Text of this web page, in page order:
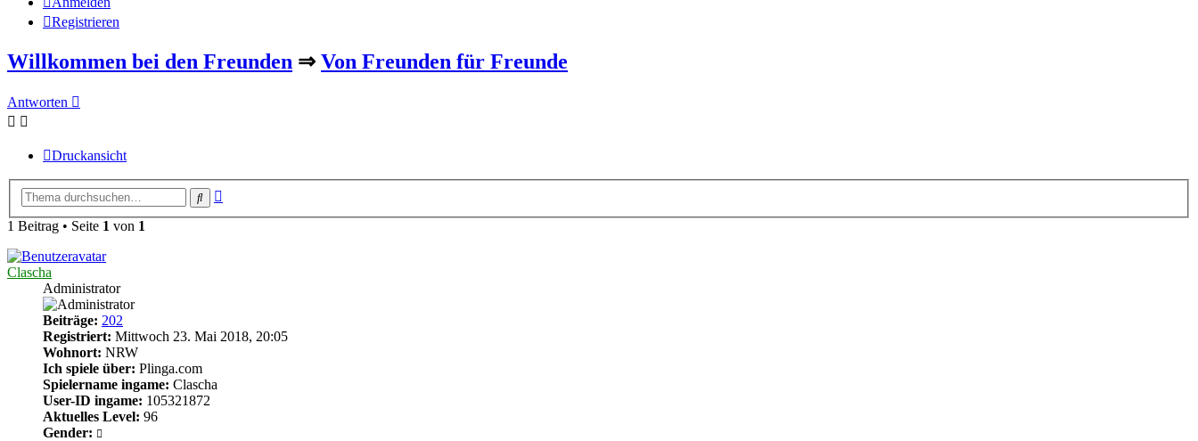
Registrieren
Willkommen bei den Freunden ⇒ Von Freunden für Freunde
Antworten
Druckansicht
Suche
1 Beitrag • Seite 1 von 1
Clascha
Administrator
Beiträge: 202
Registriert: Mittwoch 23. Mai 2018, 20:05
Wohnort: NRW
Ich spiele über: Plinga.com
Spielername ingame: Clascha
User-ID ingame: 105321872
Aktuelles Level: 96
Gender: